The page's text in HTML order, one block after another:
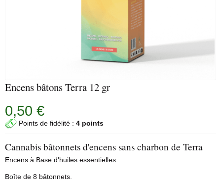
Encens bâtons Terra 12 gr
0,50 €
Points de fidélité : 4 points
Cannabis bâtonnets d'encens sans charbon de Terra
Encens à Base d'huiles essentielles.
Boîte de 8 bâtonnets.